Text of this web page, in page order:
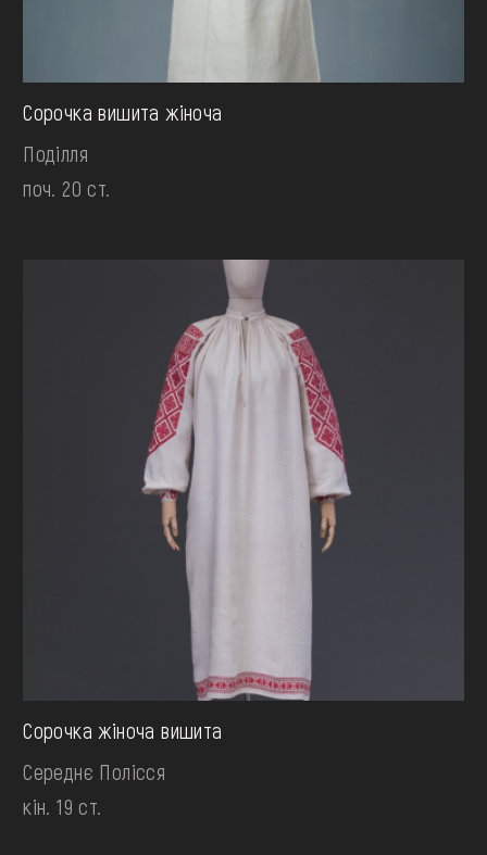
Сорочка вишита жіноча
Поділля
поч. 20 ст.
Сорочка жіноча вишита
Середнє Полісся
кін. 19 ст.